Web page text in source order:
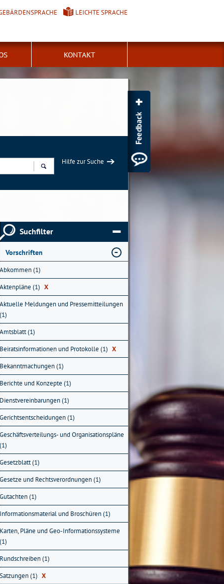
LEICHTE SPRACHE
KONTAKT
Hilfe zur Suche
Suchfilter
Vorschriften
Abkommen (1)
Aktenpläne (1) X
Aktuelle Meldungen und Pressemitteilungen
(1)
Amtsblatt (1)
Beiratsinformationen und Protokolle (1) X
Bekanntmachungen (1)
Berichte und Konzepte (1)
Dienstvereinbarungen (1)
Gerichtsentscheidungen (1)
Geschäftsverteilungs- und Organisationspläne
(1)
Gesetzblatt (1)
Gesetze und Rechtsverordnungen (1)
Gutachten (1)
Informationsmaterial und Broschüren (1)
Karten, Pläne und Geo-Informationssysteme
(1)
Rundschreiben (1)
Satzungen (1) X